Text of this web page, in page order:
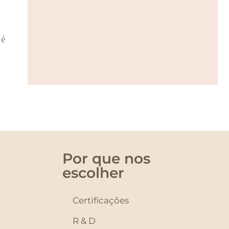
Por que nos
escolher
Certificações
R & D